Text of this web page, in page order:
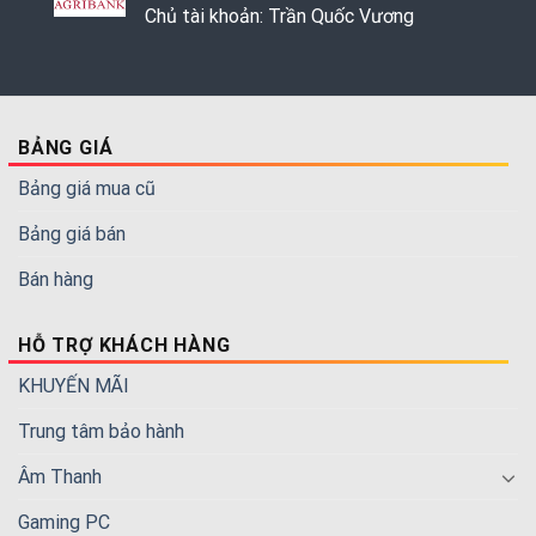
Chủ tài khoản: Trần Quốc Vương
BẢNG GIÁ
Bảng giá mua cũ
Bảng giá bán
Bán hàng
HỖ TRỢ KHÁCH HÀNG
KHUYẾN MÃI
Trung tâm bảo hành
Âm Thanh
Gaming PC